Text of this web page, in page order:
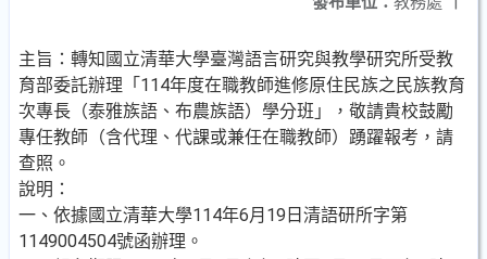
主旨：轉知國立清華大學臺灣語言研究與教學研究所受教
育部委託辦理「114年度在職教師進修原住民族之民族教育
次專長（泰雅族語、布農族語）學分班」，敬請貴校鼓勵
專任教師（含代理、代課或兼任在職教師）踴躍報考，請
查照。
說明：
一、依據國立清華大學114年6月19日清語研所字第
1149004504號函辦理。